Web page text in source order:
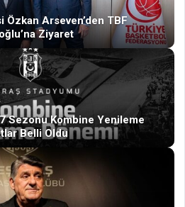
Arseven’den TBF
Ziyaret
Sezonu Kombine Yenileme
Belli Oldu